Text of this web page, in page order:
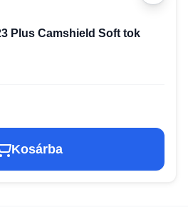
Plus Camshield Soft tok
Kosárba